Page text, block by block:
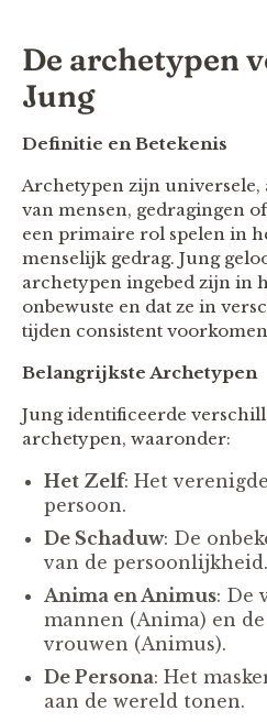
De archetypen
Jung
Definitie en Betekenis
Archetypen zijn universele,
van mensen, gedragingen
een primaire rol spelen in
menselijk gedrag. Jung
archetypen ingebed zijn in
onbewuste en dat ze in
tijden consistent
Belangrijkste Archetypen
Jung identificeerde
archetypen, waaronder:
Het Zelf: Het
persoon.
De Schaduw: De
van de persoonlijkheid.
Anima en Animus: De
mannen (Anima) en
vrouwen (Animus).
De Persona: Het
aan de wereld tonen.